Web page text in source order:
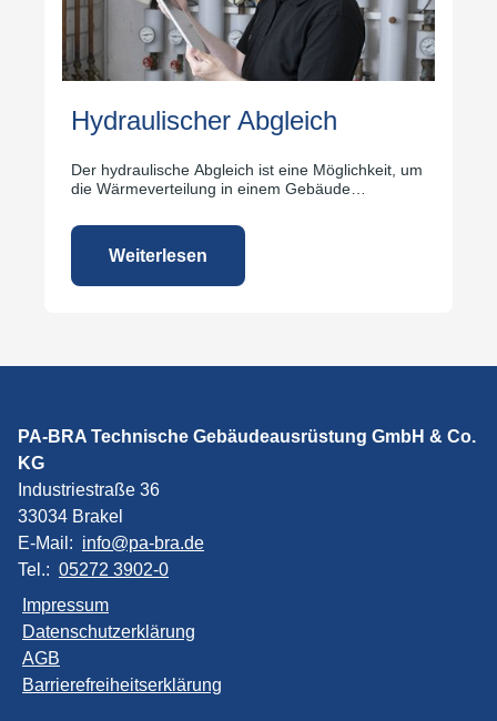
Hydraulischer Abgleich
Der hydraulische Abgleich ist eine Möglichkeit, um
die Wärmeverteilung in einem Gebäude
Weiterlesen
PA-BRA Technische Gebäudeausrüstung GmbH & Co.
KG
Industriestraße 36
33034 Brakel
E-Mail: info@pa-bra.de
Tel.: 05272 3902-0
Impressum
Datenschutzerklärung
AGB
Barrierefreiheitserklärung